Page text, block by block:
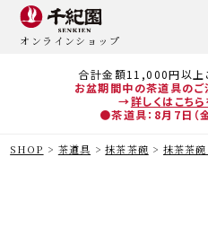
合計金額11,000円以上
お盆期間中の茶道具のご
→詳しくはこち
●茶道具：8月7日（
オンラインショップ
SHOP 茶道具 抹茶茶碗 抹茶茶碗